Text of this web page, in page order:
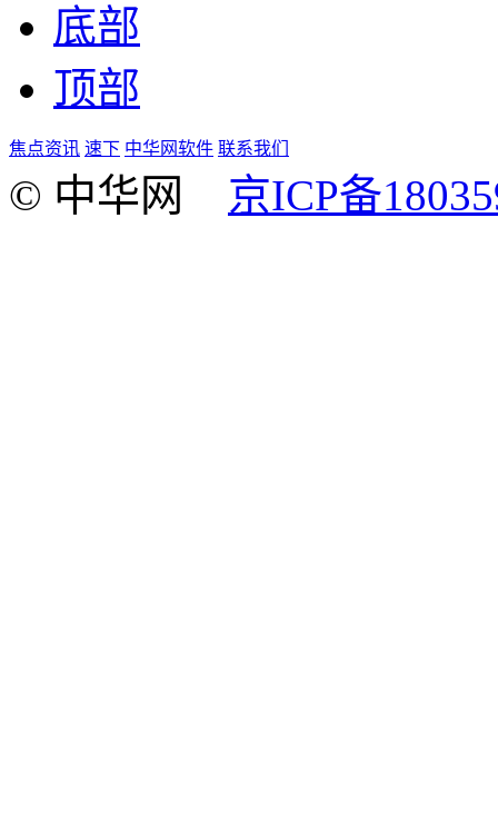
底部
顶部
焦点资讯 速下 中华网软件 联系我们
© 中华网 京ICP备